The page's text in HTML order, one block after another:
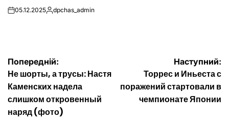
on05.12.2025Опубліковано
dpchas_admin
Навігація
записів
Попередній:
Не шорты, а трусы: Настя
Каменских надела
слишком откровенный
наряд (фото)
Наступний:
Торрес и Иньеста с
поражений стартовали в
чемпионате Японии